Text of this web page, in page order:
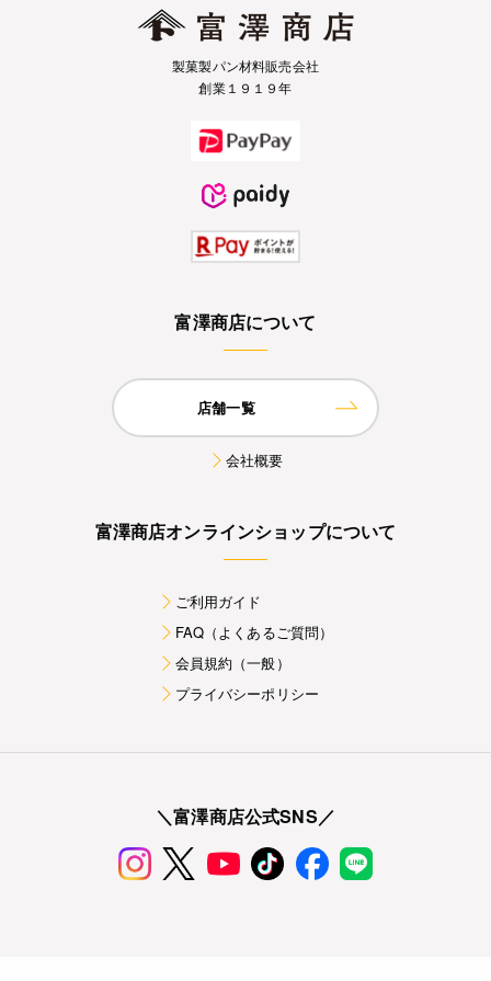
製菓製パン材料販売会社
創業１９１９年
富澤商店について
店舗一覧
会社概要
富澤商店オンラインショップについて
ご利用ガイド
FAQ（よくあるご質問）
会員規約（一般）
プライバシーポリシー
＼富澤商店公式SNS／